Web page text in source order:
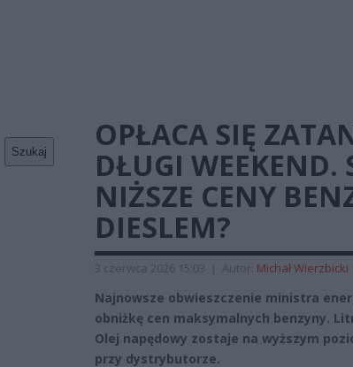
Szukaj
OPŁACA SIĘ
DŁUGI WEEKEND.
NIŻSZE CENY
DIESLEM?
3 czerwca 2026 15:03 | Autor: Michał Wierzbicki
Najnowsze obwieszczenie ministra
obniżkę cen maksymalnych benzyny. Litr
Olej napędowy zostaje na wyższym
przy dystrybutorze.